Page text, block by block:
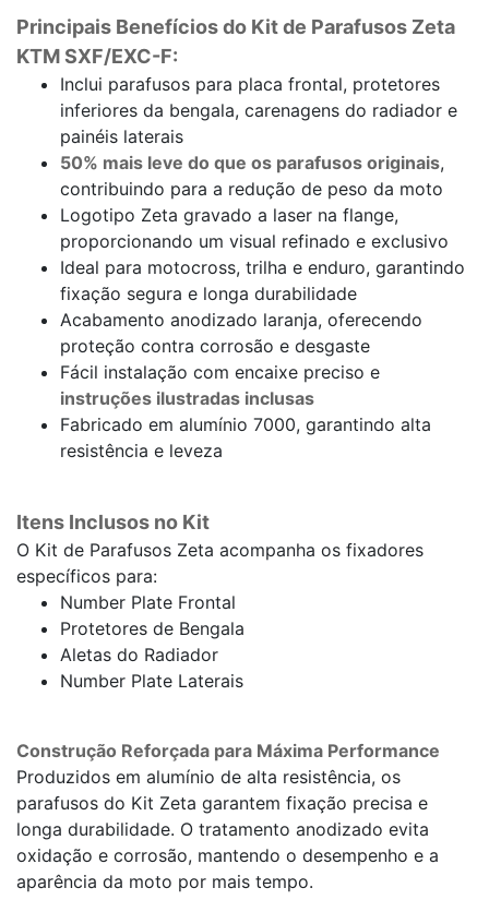
Principais Benefícios do Kit de Parafusos Zeta
KTM SXF/EXC-F:
Inclui parafusos para placa frontal, protetores
inferiores da bengala, carenagens do radiador e
painéis laterais
50% mais leve do que os parafusos originais,
contribuindo para a redução de peso da moto
Logotipo Zeta gravado a laser na flange,
proporcionando um visual refinado e exclusivo
Ideal para motocross, trilha e enduro, garantindo
fixação segura e longa durabilidade
Acabamento anodizado laranja, oferecendo
proteção contra corrosão e desgaste
Fácil instalação com encaixe preciso e
instruções ilustradas inclusas
Fabricado em alumínio 7000, garantindo alta
resistência e leveza
Itens Inclusos no Kit
O Kit de Parafusos Zeta acompanha os fixadores
específicos para:
Number Plate Frontal
Protetores de Bengala
Aletas do Radiador
Number Plate Laterais
Construção Reforçada para Máxima Performance
Produzidos em alumínio de alta resistência, os
parafusos do Kit Zeta garantem fixação precisa e
longa durabilidade. O tratamento anodizado evita
oxidação e corrosão, mantendo o desempenho e a
aparência da moto por mais tempo.